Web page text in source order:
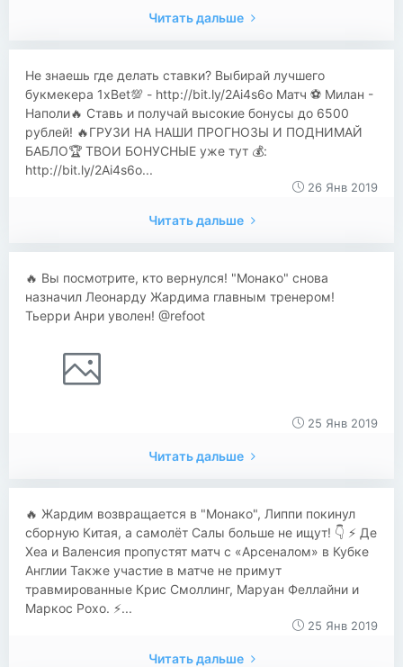
Читать дальше
​​Не знаешь где делать ставки? Выбирай лучшего
букмекера 1xBet💯 - http://bit.ly/2Ai4s6o Матч ⚽ Милан -
Наполи🔥 Ставь и получай высокие бонусы до 6500
рублей! 🔥ГРУЗИ НА НАШИ ПРОГНОЗЫ И ПОДНИМАЙ
БАБЛО🏆 ТВОИ БОНУСНЫЕ уже тут 💰:
http://bit.ly/2Ai4s6o...
26 Янв 2019
Читать дальше
🔥 Вы посмотрите, кто вернулся! "Монако" снова
назначил Леонарду Жардима главным тренером!
Тьерри Анри уволен! @refoot
25 Янв 2019
Читать дальше
🔥 Жардим возвращается в "Монако", Липпи покинул
сборную Китая, а самолёт Салы больше не ищут! 👇 ⚡ Де
Хеа и Валенсия пропустят матч с «Арсеналом» в Кубке
Англии Также участие в матче не примут
травмированные Крис Смоллинг, Маруан Феллайни и
Маркос Рохо. ⚡...
25 Янв 2019
Читать дальше